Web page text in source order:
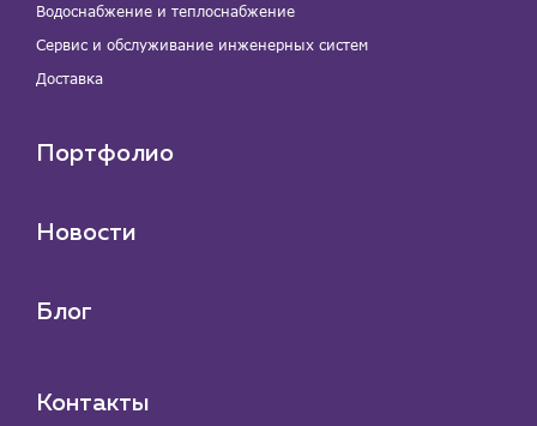
Водоснабжение и теплоснабжение
Сервис и обслуживание инженерных систем
Доставка
Портфолио
Новости
Блог
Контакты